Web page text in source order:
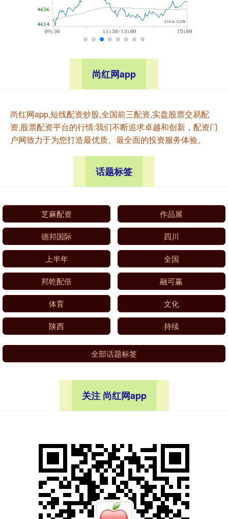
尚红网app
尚红网app,短线配资炒股,全国前三配资,实盘股票交易配
资,股票配资平台的行情:我们不断追求卓越和创新，配资门
户网致力于为您打造最优质、最全面的投资服务体验。
话题标签
芝麻配资 作品展
德邦国际 四川
上半年 全国
邦乾配倍 融可赢
体育 文化
陕西 持续
全部话题标签
关注 尚红网app